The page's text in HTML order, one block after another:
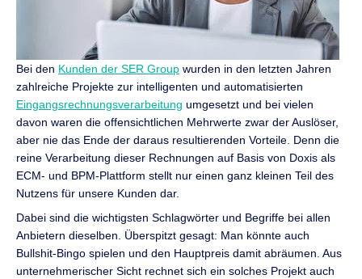
Bei den Kunden der SER Group wurden in den letzten Jahren
zahlreiche Projekte zur intelligenten und automatisierten
Eingangsrechnungsverarbeitung umgesetzt und bei vielen
davon waren die offensichtlichen Mehrwerte zwar der Auslöser,
aber nie das Ende der daraus resultierenden Vorteile. Denn die
reine Verarbeitung dieser Rechnungen auf Basis von Doxis als
ECM- und BPM-Plattform stellt nur einen ganz kleinen Teil des
Nutzens für unsere Kunden dar.
Dabei sind die wichtigsten Schlagwörter und Begriffe bei allen
Anbietern dieselben. Überspitzt gesagt: Man könnte auch
Bullshit-Bingo spielen und den Hauptpreis damit abräumen. Aus
unternehmerischer Sicht rechnet sich ein solches Projekt auch